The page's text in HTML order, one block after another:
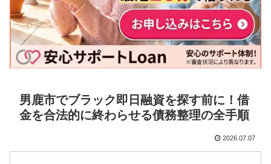
男鹿市でブラック即日融資を探す前に！借
金を合法的に終わらせる債務整理の全手順
2026.07.07